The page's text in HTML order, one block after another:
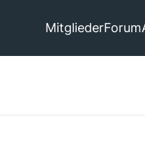
MitgliederForum